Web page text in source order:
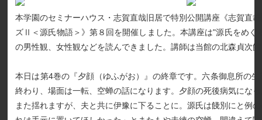
本学園のセミナーハウス・志賀直哉旧居で特別公開講座《志賀直
ズⅡ＜源氏物語＞》第８回を開催しました。本講座は"源氏をめ
の男性観、女性観などを読んできました。講師は当館の北森貞次
本日は第4巻の『夕顔（ゆふがお）』の終章です。六条御息所の
終わり、場面は一転、空蝉の話になります。夕顔の死後病気にな
また揺れますが、夫と共に伊豫に下ることに。源氏は餞別にと例